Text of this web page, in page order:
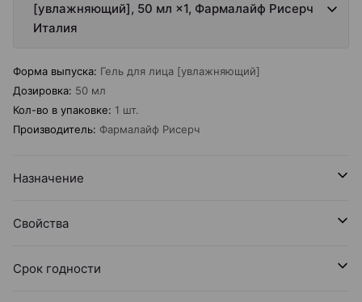
[увлажняющий], 50 мл ×1, Фармалайф Рисерч
Италия
Форма выпуска: Гель для лица [увлажняющий]
Дозировка: 50 мл
Кол-во в упаковке: 1 шт.
Производитель: Фармалайф Рисерч
Назначение
Свойства
Срок годности